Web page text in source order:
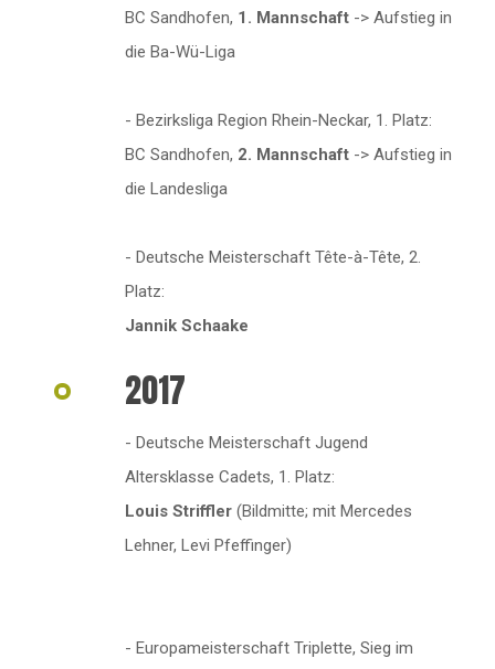
BC Sandhofen, 1. Mannschaft -> Aufstieg in
die Ba-Wü-Liga
- Bezirksliga Region Rhein-Neckar, 1. Platz:
BC Sandhofen, 2. Mannschaft -> Aufstieg in
die Landesliga
- Deutsche Meisterschaft Tête-à-Tête, 2.
Platz:
Jannik Schaake
2017
- Deutsche Meisterschaft Jugend
Altersklasse Cadets, 1. Platz:
Louis Striffler (Bildmitte; mit Mercedes
Lehner, Levi Pfeffinger)
- Europameisterschaft Triplette, Sieg im